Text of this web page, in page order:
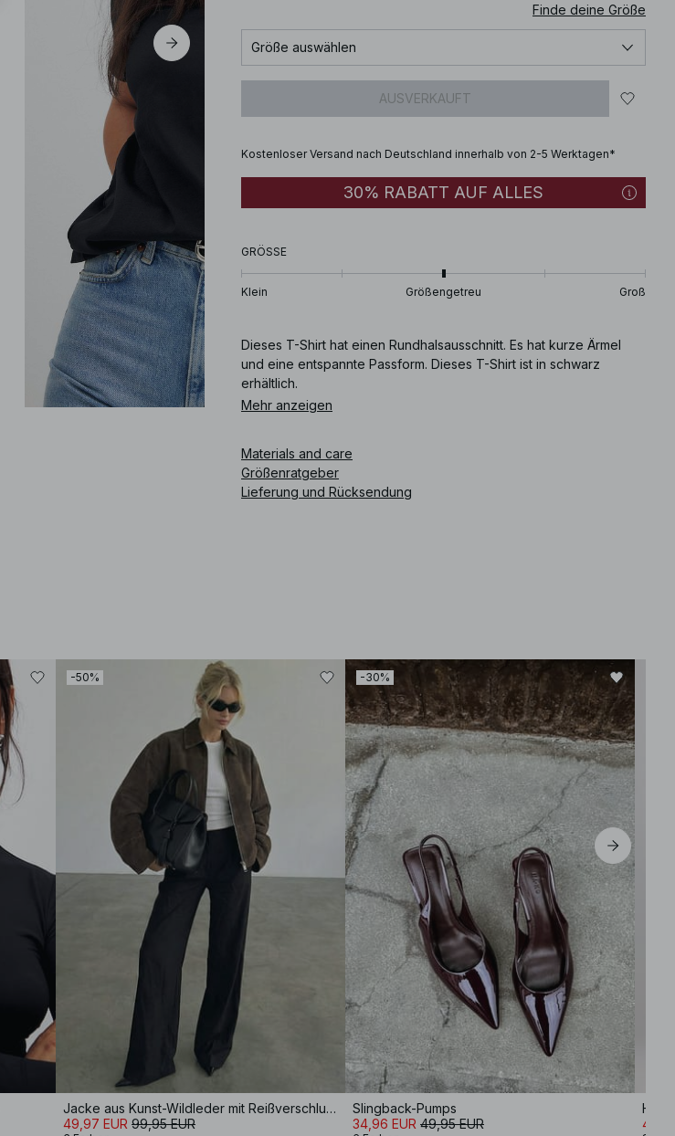
Finde deine Größe
Größe auswählen
AUSVERKAUFT
Kostenloser Versand nach Deutschland innerhalb von 2-5 Werktagen*
30% RABATT AUF ALLES
GRÖSSE
Klein Größengetreu Groß
Dieses T-Shirt hat einen Rundhalsausschnitt. Es hat kurze Ärmel
und eine entspannte Passform. Dieses T-Shirt ist in schwarz
erhältlich.
Mehr anzeigen
Materials and care
Größenratgeber
Lieferung und Rücksendung
-50%
Jacke aus Kunst-Wildleder mit Reißverschluss
49,97 EUR 99,95 EUR
-30%
Slingback-Pumps
34,96 EUR 49,95 EUR